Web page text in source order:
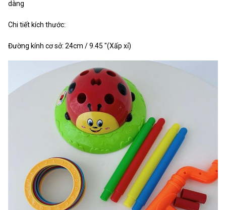
dàng
Chi tiết kích thước:
Đường kính cơ sở: 24cm / 9.45 "(Xấp xỉ)